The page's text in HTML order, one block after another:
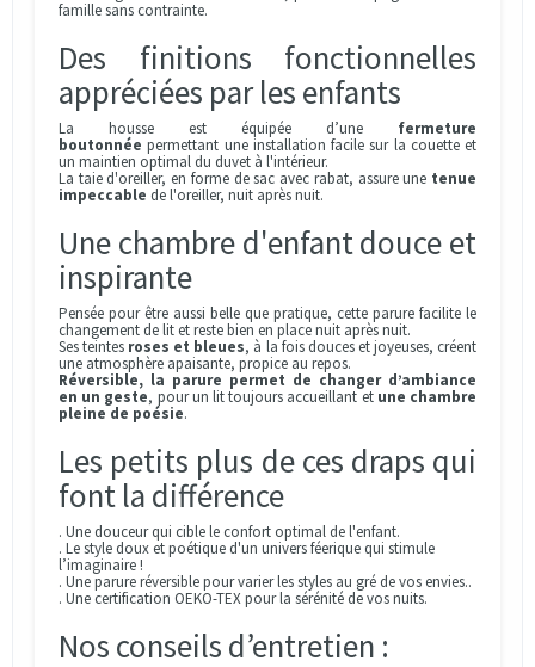
famille sans contrainte.
Des finitions fonctionnelles
appréciées par les enfants
La housse est équipée d’une fermeture
boutonnée permettant une installation facile sur la couette et
un maintien optimal du duvet à l'intérieur.
La taie d'oreiller, en forme de sac avec rabat, assure une tenue
impeccable de l'oreiller, nuit après nuit.
Une chambre d'enfant douce et
inspirante
Pensée pour être aussi belle que pratique, cette parure facilite le
changement de lit et reste bien en place nuit après nuit.
Ses teintes roses et bleues, à la fois douces et joyeuses, créent
une atmosphère apaisante, propice au repos.
Réversible, la parure permet de changer d’ambiance
en un geste, pour un lit toujours accueillant et une chambre
pleine de poésie.
Les petits plus de ces draps qui
font la différence
. Une douceur qui cible le confort optimal de l'enfant.
. Le style doux et poétique d'un univers féerique qui stimule
l’imaginaire !
. Une parure réversible pour varier les styles au gré de vos envies..
. Une certification OEKO-TEX pour la sérénité de vos nuits.
Nos conseils d’entretien :